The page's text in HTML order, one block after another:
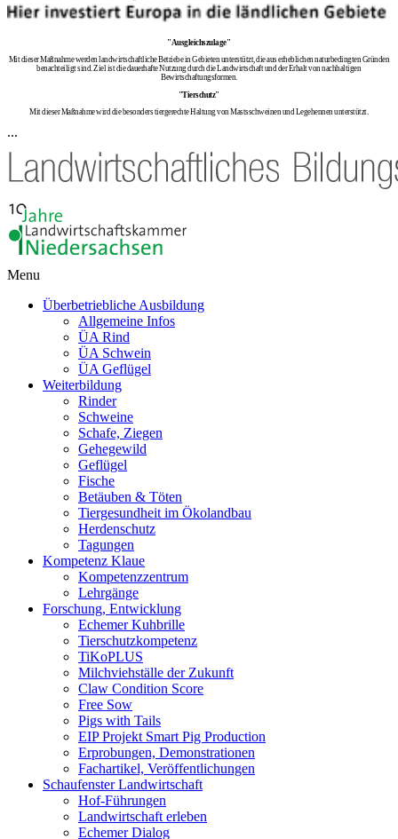
"Ausgleichszulage"
Mit dieser Maßnahme werden landwirtschaftliche Betriebe in Gebieten unterstützt, die aus erheblichen naturbedingten Gründen
benachteiligt sind. Ziel ist die dauerhafte Nutzung durch die Landwirtschaft und der Erhalt von nachhaltigen
Bewirtschaftungsformen.
"Tierschutz"
Mit dieser Maßnahme wird die besonders tiergerechte Haltung von Mastsschweinen und Legehennen unterstützt.
...
Menu
Überbetriebliche Ausbildung
Allgemeine Infos
ÜA Rind
ÜA Schwein
ÜA Geflügel
Weiterbildung
Rinder
Schweine
Schafe, Ziegen
Gehegewild
Geflügel
Fische
Betäuben & Töten
Tiergesundheit im Ökolandbau
Herdenschutz
Tagungen
Kompetenz Klaue
Kompetenzzentrum
Lehrgänge
Forschung, Entwicklung
Echemer Kuhbrille
Tierschutzkompetenz
TiKoPLUS
Milchviehställe der Zukunft
Claw Condition Score
Free Sow
Pigs with Tails
EIP Projekt Smart Pig Production
Erprobungen, Demonstrationen
Fachartikel, Veröffentlichungen
Schaufenster Landwirtschaft
Hof-Führungen
Landwirtschaft erleben
Echemer Dialog